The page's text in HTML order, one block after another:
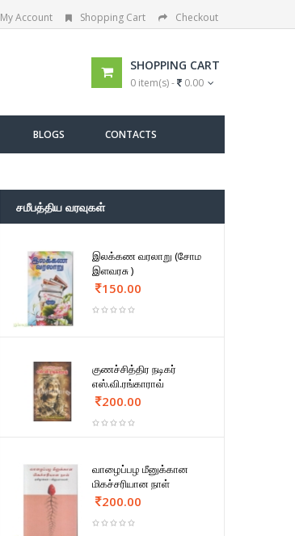
My Account Shopping Cart Checkout
SHOPPING CART
0 item(s) - 0.00
BLOGS CONTACTS
சமீபத்திய வரவுகள்
இலக்கண வரலாறு (சோம
இளவரசு )
150.00
குணச்சித்திர நடிகர்
எஸ்.வி.ரங்காராவ்
200.00
வாழைப்பழ மீனுக்கான
மிகச்சரியான நாள்
200.00